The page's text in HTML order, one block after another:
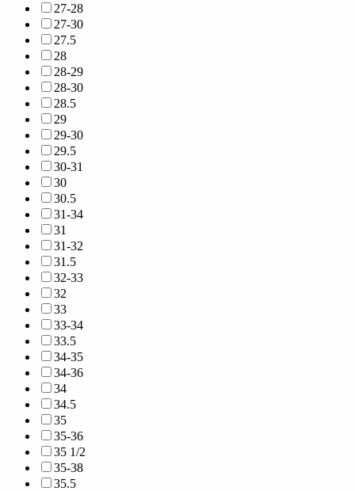
27-28
27-30
27.5
28
28-29
28-30
28.5
29
29-30
29.5
30-31
30
30.5
31-34
31
31-32
31.5
32-33
32
33
33-34
33.5
34-35
34-36
34
34.5
35
35-36
35 1/2
35-38
35.5